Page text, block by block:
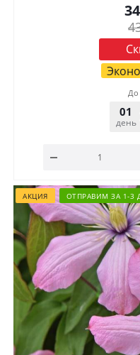
До
01
день
АКЦИЯ ОТПРАВИМ ЗА 1-3